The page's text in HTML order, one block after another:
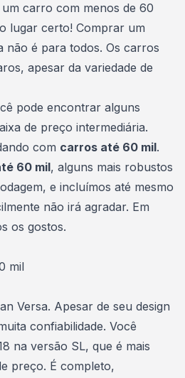
carro com menos de 60
lugar certo! Comprar um
não é para todos. Os carros
apesar da variedade de
pode encontrar alguns
de preço intermediária.
com carros até 60 mil.
60 mil, alguns mais robustos
e incluímos até mesmo
não irá agradar. Em
os gostos.
mil
Versa. Apesar de seu design
confiabilidade. Você
na versão SL, que é mais
preço. É completo,